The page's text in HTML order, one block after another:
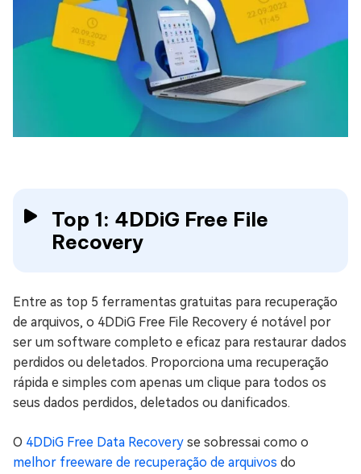
Top 1: 4DDiG Free File
Recovery
Entre as top 5 ferramentas gratuitas para recuperação
de arquivos, o 4DDiG Free File Recovery é notável por
ser um software completo e eficaz para restaurar dados
perdidos ou deletados. Proporciona uma recuperação
rápida e simples com apenas um clique para todos os
seus dados perdidos, deletados ou danificados.
O 4DDiG Free Data Recovery se sobressai como o
melhor freeware de recuperação de arquivos do